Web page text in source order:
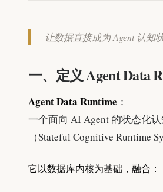
让数据直接成为 Agent 认知
一、定义 Agent Data
Agent Data Runtime ：
一个面向 AI Agent 的状态化
（Stateful Cognitive Runtime
它以数据库内核为基础，融合：